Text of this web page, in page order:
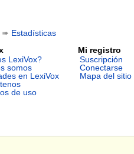
Estadísticas
LexiVox?
somos
en LexiVox
de uso
Mi registro
Suscripción
Conectarse
Mapa del sitio